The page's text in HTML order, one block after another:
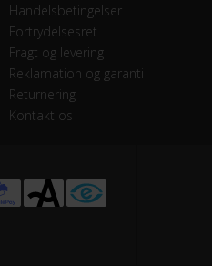
Shimano
Udvendige gear
Shimano Dura-
Handelsbetingelser
Fortrydelsesret
Fragt og levering
Reklamation og garanti
Returnering
Kontakt os